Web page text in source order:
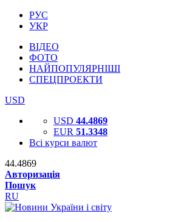
РУС
УКР
ВІДЕО
ФОТО
НАЙПОПУЛЯРНІШІ
СПЕЦПРОЕКТИ
USD
USD 44.4869
EUR 51.3348
Всі курси валют
44.4869
Авторизація
Пошук
RU